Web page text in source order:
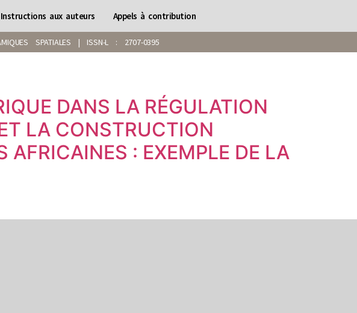
Instructions aux auteurs Appels à contribution
SPATIALES | ISSN-L : 2707-0395
DANS LA RÉGULATION
LA CONSTRUCTION
AFRICAINES : EXEMPLE DE LA